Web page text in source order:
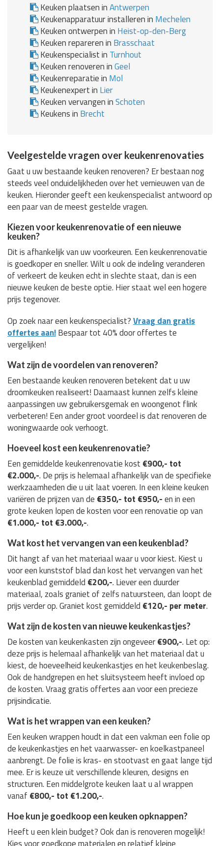
Keuken plaatsen inAntwerpen
Keukenapparatuur installeren in Mechelen
Keuken ontwerpen in Heist-op-den-Berg
Keuken repareren in Brasschaat
Keukenspecialist in Turnhout
Keuken renoveren inGeel
Keukenreparatie in Mol
Keukenexpert in Lier
Keuken vervangen inSchoten
Keukens in Brecht
Veelgestelde vragen over keukenrenovaties
Gaat u uw bestaande keuken renoveren? Er bestaan nog
steeds veel onduidelijkheden over het vernieuwen van de
keuken. Hieronder geeft een keukenspecialist antwoord op
een paar van de meest gestelde vragen.
Kiezen voor keukenrenovatie of een nieuwe
keuken?
Dit is afhankelijk van uw voorkeuren. Een keukenrenovatie
is goedkoper en sneller. Wilt u ook de indeling veranderen
of verkeert de keuken echt in slechte staat, dan is een
nieuwe keuken de beste optie. Hier staat wel een hogere
prijs tegenover.
Op zoek naar een keukenspecialist?Vraag dan gratis
offertes aan!Bespaar tot 40% door offertes te
vergelijken!
Wat zijn de voordelen van renoveren?
Een bestaande keuken renoveren betekent dat u uw
droomkeuken realiseert! Daarnaast kunnen zelfs kleine
aanpassingen uw gebruikersgemak en woongenot flink
verbeteren! Een ander groot voordeel is dat renoveren de
woningwaarde ook verhoogt.
Hoeveel kost een keukenrenovatie?
Een gemiddelde keukenrenovatie kost €900,- tot
€2.000,-. De prijs is helemaal afhankelijk van de specifieke
werkzaamheden die u uit laat voeren. In een kleine keuken
variëren de prijzen van de €350,- tot €950,-en in een
grote keuken lopen de kosten voor een renovatie op van
€1.000,- tot €3.000,-.
Wat kost het vervangen van een keukenblad?
Dit hangt af van het materiaal waar u voor kiest. Kiest u
voor een kunststof blad dan kost het vervangen van het
keukenblad gemiddeld €200,-. Liever een duurder
materiaal, zoals graniet of zelfs natuursteen, dan loopt de
prijs verder op. Graniet kost gemiddeld €120,- per meter.
Wat zijn de kosten van nieuwe keukenkastjes?
De kosten van keukenkasten zijn ongeveer€900,-. Let op:
deze prijs is helemaal afhankelijk van het materiaal dat u
kiest, de hoeveelheid keukenkastjes en het keukenbeslag.
Ook de handgrepen en het sluitsysteem heeft invloed op
de kosten. Vraag gratis offertes aan voor een precieze
prijsindicatie.
Wat is het wrappen van een keuken?
Een keuken wrappen houdt in dat een vakman een folie op
de keukenkastjes en het vaarwasser- en koelkastpaneel
aanbrengt. De folie is kras- en stootvast en gaat lange tijd
mee. Er is keuze uit verschillende kleuren, designs en
structuren. Een middelgrote keuken laat u al wrappen
vanaf €800,- tot €1.200,-.
Hoe kun je goedkoop een keuken opknappen?
Heeft u een klein budget? Ook dan is renoveren mogelijk!